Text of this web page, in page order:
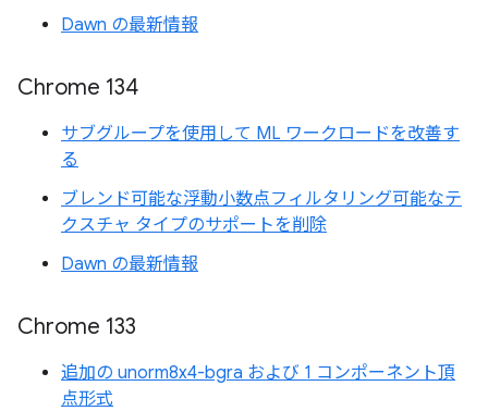
Dawn の最新情報
Chrome 134
サブグループを使用して ML ワークロードを改善す
る
ブレンド可能な浮動小数点フィルタリング可能なテ
クスチャ タイプのサポートを削除
Dawn の最新情報
Chrome 133
追加の unorm8x4-bgra および 1 コンポーネント頂
点形式